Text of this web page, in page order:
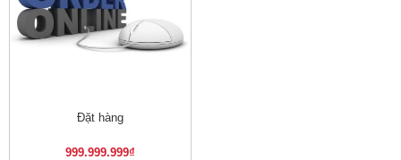
Đặt hàng
999.999.999₫